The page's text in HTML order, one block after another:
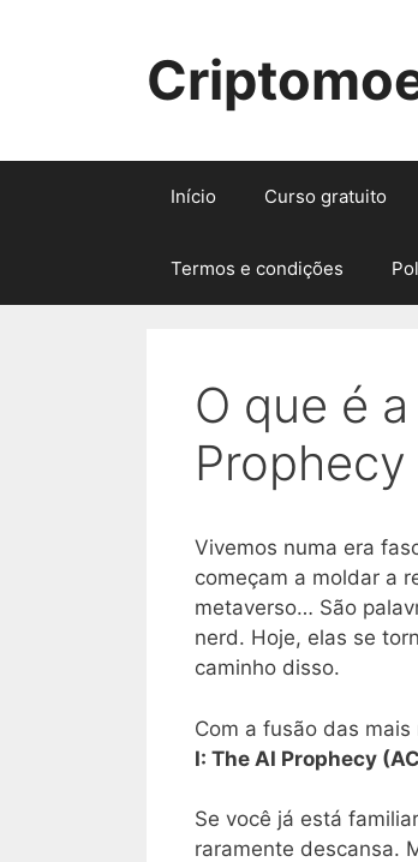
Início Curso gratuito
Termos e condições
O que é
Prophecy
Vivemos numa era
começam a moldar a
metaverso… São
nerd. Hoje, elas se
caminho disso.
Com a fusão das
I: The AI Prophecy
Se você já está
raramente descansa.